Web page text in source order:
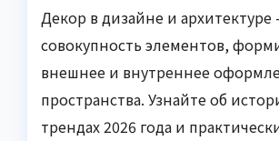
Декор в дизайне и архитектуре
совокупность элементов,
внешнее и внутреннее
пространства. Узнайте об
трендах 2026 года и